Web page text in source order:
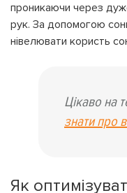
проникаючи через
рук. За допомогою
нівелювати користь
Цікаво на
знати про
Як